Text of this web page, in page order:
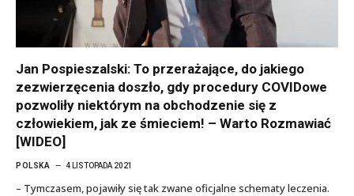
Jan Pospieszalski: To przerażające, do jakiego
zezwierzęcenia doszło, gdy procedury COVIDowe
pozwoliły niektórym na obchodzenie się z
człowiekiem, jak ze śmieciem! – Warto Rozmawiać
[WIDEO]
POLSKA 4 LISTOPADA 2021
– Tymczasem, pojawiły się tak zwane oficjalne schematy leczenia.